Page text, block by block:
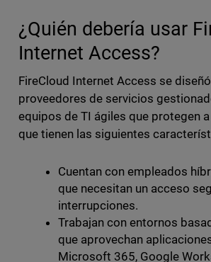
¿Quién debería usar
Internet Access?
FireCloud Internet Access se
proveedores de servicios
equipos de TI ágiles que protegen
que tienen las siguientes
Cuentan con empleados
que necesitan un acceso
interrupciones.
Trabajan con entornos
que aprovechan
Microsoft 365, Google